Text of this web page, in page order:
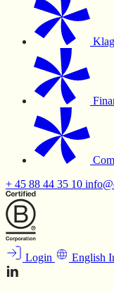
+ 45 88 44 35 10
Login English